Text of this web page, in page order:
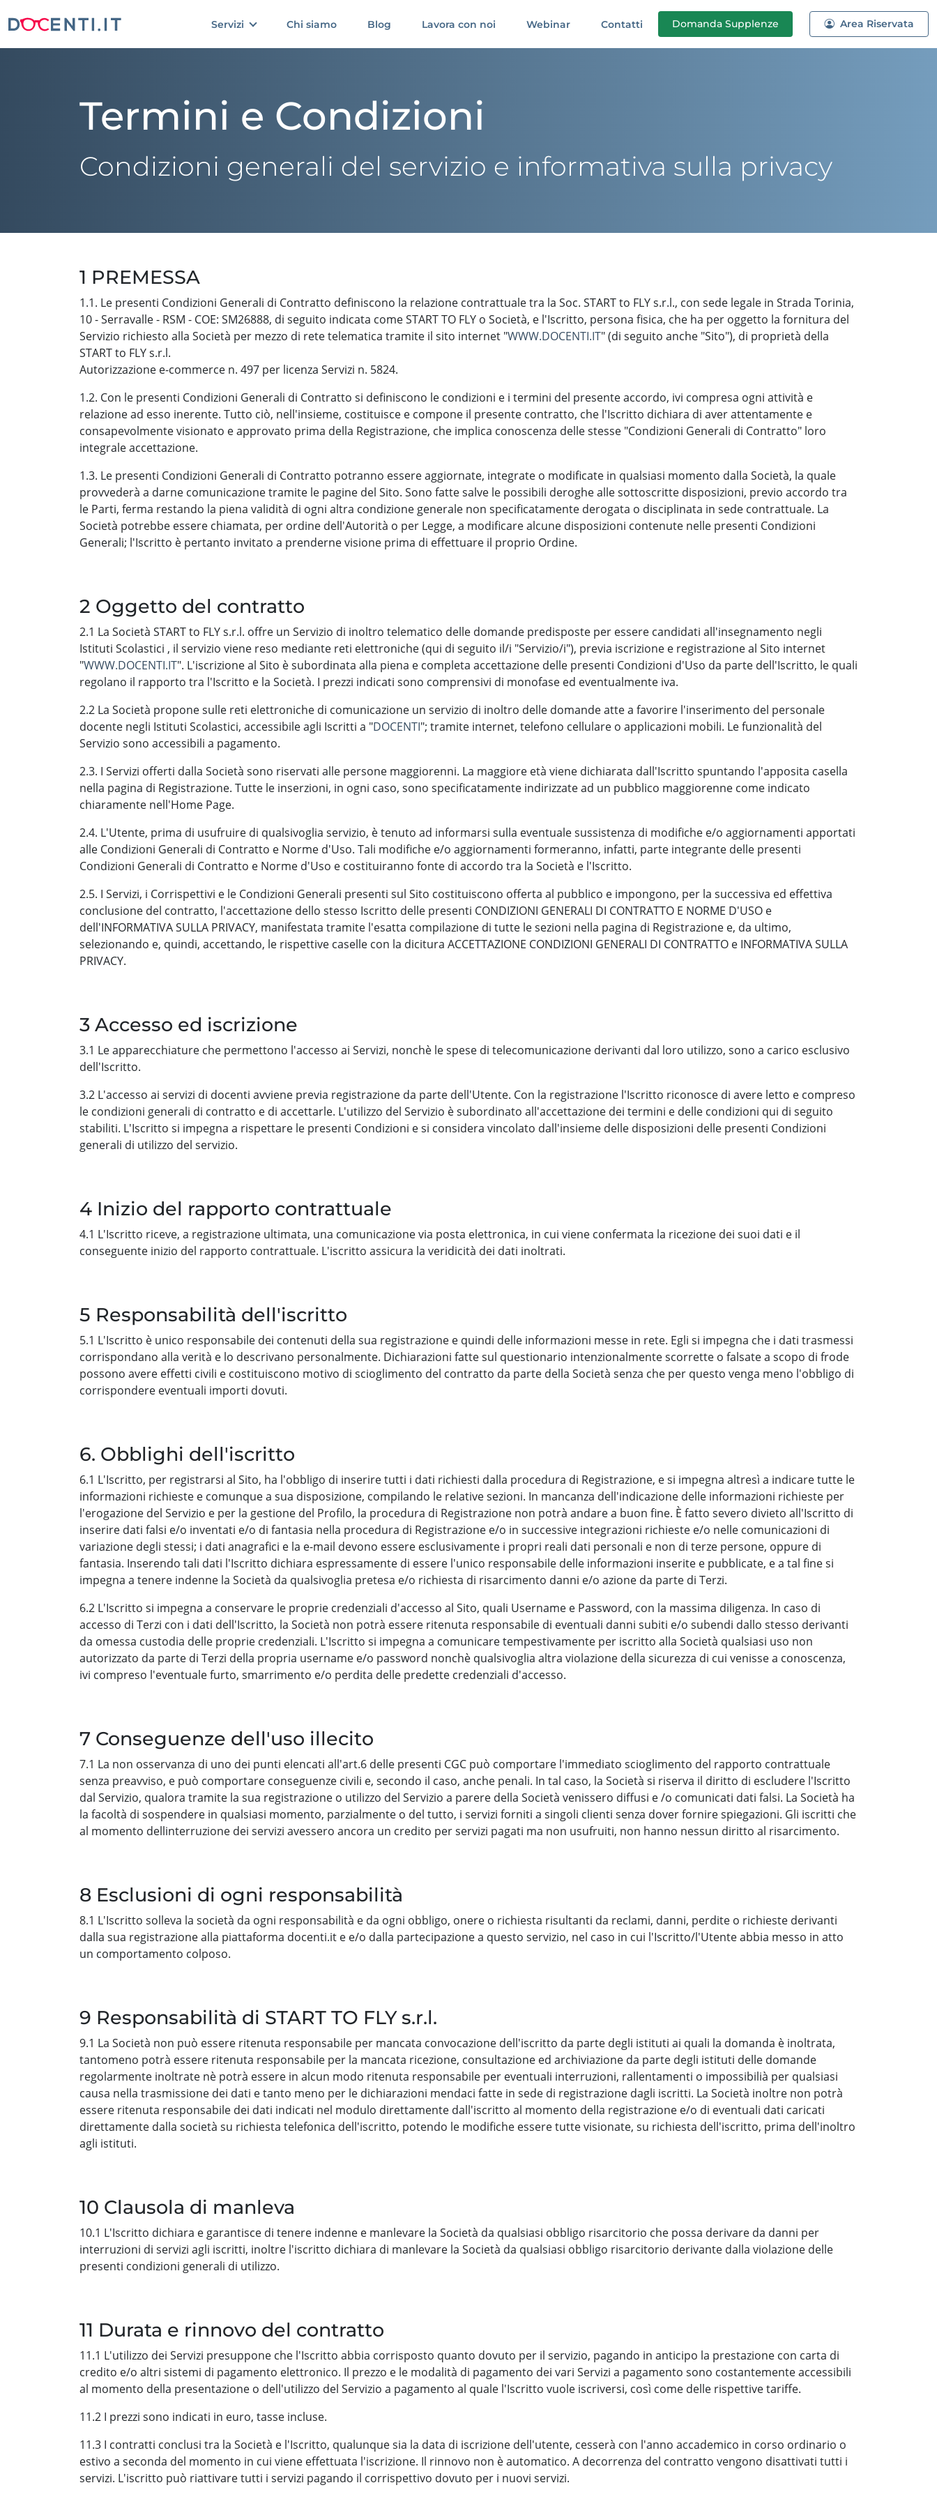
Servizi Chi siamo Blog Lavora con noi Webinar Contatti Domanda Supplenze Area Riservata
Termini e Condizioni
Condizioni generali del servizio e informativa sulla privacy
1 PREMESSA
1.1. Le presenti Condizioni Generali di Contratto definiscono la relazione contrattuale tra la Soc. START to FLY s.r.l., con sede legale in Strada Torinia,
10 - Serravalle - RSM - COE: SM26888, di seguito indicata come START TO FLY o Società, e l'Iscritto, persona fisica, che ha per oggetto la fornitura del
Servizio richiesto alla Società per mezzo di rete telematica tramite il sito internet "WWW.DOCENTI.IT" (di seguito anche "Sito"), di proprietà della
START to FLY s.r.l.
Autorizzazione e-commerce n. 497 per licenza Servizi n. 5824.
1.2. Con le presenti Condizioni Generali di Contratto si definiscono le condizioni e i termini del presente accordo, ivi compresa ogni attività e
relazione ad esso inerente. Tutto ciò, nell'insieme, costituisce e compone il presente contratto, che l'Iscritto dichiara di aver attentamente e
consapevolmente visionato e approvato prima della Registrazione, che implica conoscenza delle stesse "Condizioni Generali di Contratto" loro
integrale accettazione.
1.3. Le presenti Condizioni Generali di Contratto potranno essere aggiornate, integrate o modificate in qualsiasi momento dalla Società, la quale
provvederà a darne comunicazione tramite le pagine del Sito. Sono fatte salve le possibili deroghe alle sottoscritte disposizioni, previo accordo tra
le Parti, ferma restando la piena validità di ogni altra condizione generale non specificatamente derogata o disciplinata in sede contrattuale. La
Società potrebbe essere chiamata, per ordine dell'Autorità o per Legge, a modificare alcune disposizioni contenute nelle presenti Condizioni
Generali; l'Iscritto è pertanto invitato a prenderne visione prima di effettuare il proprio Ordine.
2 Oggetto del contratto
2.1 La Società START to FLY s.r.l. offre un Servizio di inoltro telematico delle domande predisposte per essere candidati all'insegnamento negli
Istituti Scolastici , il servizio viene reso mediante reti elettroniche (qui di seguito il/i "Servizio/i"), previa iscrizione e registrazione al Sito internet
"WWW.DOCENTI.IT". L'iscrizione al Sito è subordinata alla piena e completa accettazione delle presenti Condizioni d'Uso da parte dell'Iscritto, le quali
regolano il rapporto tra l'Iscritto e la Società. I prezzi indicati sono comprensivi di monofase ed eventualmente iva.
2.2 La Società propone sulle reti elettroniche di comunicazione un servizio di inoltro delle domande atte a favorire l'inserimento del personale
docente negli Istituti Scolastici, accessibile agli Iscritti a "DOCENTI"; tramite internet, telefono cellulare o applicazioni mobili. Le funzionalità del
Servizio sono accessibili a pagamento.
2.3. I Servizi offerti dalla Società sono riservati alle persone maggiorenni. La maggiore età viene dichiarata dall'Iscritto spuntando l'apposita casella
nella pagina di Registrazione. Tutte le inserzioni, in ogni caso, sono specificatamente indirizzate ad un pubblico maggiorenne come indicato
chiaramente nell'Home Page.
2.4. L'Utente, prima di usufruire di qualsivoglia servizio, è tenuto ad informarsi sulla eventuale sussistenza di modifiche e/o aggiornamenti apportati
alle Condizioni Generali di Contratto e Norme d'Uso. Tali modifiche e/o aggiornamenti formeranno, infatti, parte integrante delle presenti
Condizioni Generali di Contratto e Norme d'Uso e costituiranno fonte di accordo tra la Società e l'Iscritto.
2.5. I Servizi, i Corrispettivi e le Condizioni Generali presenti sul Sito costituiscono offerta al pubblico e impongono, per la successiva ed effettiva
conclusione del contratto, l'accettazione dello stesso Iscritto delle presenti CONDIZIONI GENERALI DI CONTRATTO E NORME D'USO e
dell'INFORMATIVA SULLA PRIVACY, manifestata tramite l'esatta compilazione di tutte le sezioni nella pagina di Registrazione e, da ultimo,
selezionando e, quindi, accettando, le rispettive caselle con la dicitura ACCETTAZIONE CONDIZIONI GENERALI DI CONTRATTO e INFORMATIVA SULLA
PRIVACY.
3 Accesso ed iscrizione
3.1 Le apparecchiature che permettono l'accesso ai Servizi, nonchè le spese di telecomunicazione derivanti dal loro utilizzo, sono a carico esclusivo
dell'Iscritto.
3.2 L'accesso ai servizi di docenti avviene previa registrazione da parte dell'Utente. Con la registrazione l'Iscritto riconosce di avere letto e compreso
le condizioni generali di contratto e di accettarle. L'utilizzo del Servizio è subordinato all'accettazione dei termini e delle condizioni qui di seguito
stabiliti. L'Iscritto si impegna a rispettare le presenti Condizioni e si considera vincolato dall'insieme delle disposizioni delle presenti Condizioni
generali di utilizzo del servizio.
4 Inizio del rapporto contrattuale
4.1 L'Iscritto riceve, a registrazione ultimata, una comunicazione via posta elettronica, in cui viene confermata la ricezione dei suoi dati e il
conseguente inizio del rapporto contrattuale. L'iscritto assicura la veridicità dei dati inoltrati.
5 Responsabilità dell'iscritto
5.1 L'Iscritto è unico responsabile dei contenuti della sua registrazione e quindi delle informazioni messe in rete. Egli si impegna che i dati trasmessi
corrispondano alla verità e lo descrivano personalmente. Dichiarazioni fatte sul questionario intenzionalmente scorrette o falsate a scopo di frode
possono avere effetti civili e costituiscono motivo di scioglimento del contratto da parte della Società senza che per questo venga meno l'obbligo di
corrispondere eventuali importi dovuti.
6. Obblighi dell'iscritto
6.1 L'Iscritto, per registrarsi al Sito, ha l'obbligo di inserire tutti i dati richiesti dalla procedura di Registrazione, e si impegna altresì a indicare tutte le
informazioni richieste e comunque a sua disposizione, compilando le relative sezioni. In mancanza dell'indicazione delle informazioni richieste per
l'erogazione del Servizio e per la gestione del Profilo, la procedura di Registrazione non potrà andare a buon fine. È fatto severo divieto all'Iscritto di
inserire dati falsi e/o inventati e/o di fantasia nella procedura di Registrazione e/o in successive integrazioni richieste e/o nelle comunicazioni di
variazione degli stessi; i dati anagrafici e la e-mail devono essere esclusivamente i propri reali dati personali e non di terze persone, oppure di
fantasia. Inserendo tali dati l'Iscritto dichiara espressamente di essere l'unico responsabile delle informazioni inserite e pubblicate, e a tal fine si
impegna a tenere indenne la Società da qualsivoglia pretesa e/o richiesta di risarcimento danni e/o azione da parte di Terzi.
6.2 L'Iscritto si impegna a conservare le proprie credenziali d'accesso al Sito, quali Username e Password, con la massima diligenza. In caso di
accesso di Terzi con i dati dell'Iscritto, la Società non potrà essere ritenuta responsabile di eventuali danni subiti e/o subendi dallo stesso derivanti
da omessa custodia delle proprie credenziali. L'Iscritto si impegna a comunicare tempestivamente per iscritto alla Società qualsiasi uso non
autorizzato da parte di Terzi della propria username e/o password nonchè qualsivoglia altra violazione della sicurezza di cui venisse a conoscenza,
ivi compreso l'eventuale furto, smarrimento e/o perdita delle predette credenziali d'accesso.
7 Conseguenze dell'uso illecito
7.1 La non osservanza di uno dei punti elencati all'art.6 delle presenti CGC può comportare l'immediato scioglimento del rapporto contrattuale
senza preavviso, e può comportare conseguenze civili e, secondo il caso, anche penali. In tal caso, la Società si riserva il diritto di escludere l'Iscritto
dal Servizio, qualora tramite la sua registrazione o utilizzo del Servizio a parere della Società venissero diffusi e /o comunicati dati falsi. La Società ha
la facoltà di sospendere in qualsiasi momento, parzialmente o del tutto, i servizi forniti a singoli clienti senza dover fornire spiegazioni. Gli iscritti che
al momento dellinterruzione dei servizi avessero ancora un credito per servizi pagati ma non usufruiti, non hanno nessun diritto al risarcimento.
8 Esclusioni di ogni responsabilità
8.1 L'Iscritto solleva la società da ogni responsabilità e da ogni obbligo, onere o richiesta risultanti da reclami, danni, perdite o richieste derivanti
dalla sua registrazione alla piattaforma docenti.it e e/o dalla partecipazione a questo servizio, nel caso in cui l'Iscritto/l'Utente abbia messo in atto
un comportamento colposo.
9 Responsabilità di START TO FLY s.r.l.
9.1 La Società non può essere ritenuta responsabile per mancata convocazione dell'iscritto da parte degli istituti ai quali la domanda è inoltrata,
tantomeno potrà essere ritenuta responsabile per la mancata ricezione, consultazione ed archiviazione da parte degli istituti delle domande
regolarmente inoltrate nè potrà essere in alcun modo ritenuta responsabile per eventuali interruzioni, rallentamenti o impossibilià per qualsiasi
causa nella trasmissione dei dati e tanto meno per le dichiarazioni mendaci fatte in sede di registrazione dagli iscritti. La Società inoltre non potrà
essere ritenuta responsabile dei dati indicati nel modulo direttamente dall'iscritto al momento della registrazione e/o di eventuali dati caricati
direttamente dalla società su richiesta telefonica dell'iscritto, potendo le modifiche essere tutte visionate, su richiesta dell'iscritto, prima dell'inoltro
agli istituti.
10 Clausola di manleva
10.1 L'Iscritto dichiara e garantisce di tenere indenne e manlevare la Società da qualsiasi obbligo risarcitorio che possa derivare da danni per
interruzioni di servizi agli iscritti, inoltre l'iscritto dichiara di manlevare la Società da qualsiasi obbligo risarcitorio derivante dalla violazione delle
presenti condizioni generali di utilizzo.
11 Durata e rinnovo del contratto
11.1 L'utilizzo dei Servizi presuppone che l'Iscritto abbia corrisposto quanto dovuto per il servizio, pagando in anticipo la prestazione con carta di
credito e/o altri sistemi di pagamento elettronico. Il prezzo e le modalità di pagamento dei vari Servizi a pagamento sono costantemente accessibili
al momento della presentazione o dell'utilizzo del Servizio a pagamento al quale l'Iscritto vuole iscriversi, così come delle rispettive tariffe.
11.2 I prezzi sono indicati in euro, tasse incluse.
11.3 I contratti conclusi tra la Società e l'Iscritto, qualunque sia la data di iscrizione dell'utente, cesserà con l'anno accademico in corso ordinario o
estivo a seconda del momento in cui viene effettuata l'iscrizione. Il rinnovo non è automatico. A decorrenza del contratto vengono disattivati tutti i
servizi. L'iscritto può riattivare tutti i servizi pagando il corrispettivo dovuto per i nuovi servizi.